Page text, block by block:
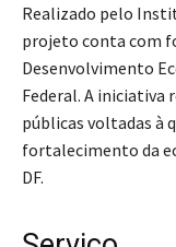
Realizado pelo
projeto conta com
Desenvolvimento
Federal. A iniciativa
públicas voltadas à
fortalecimento da
DF.